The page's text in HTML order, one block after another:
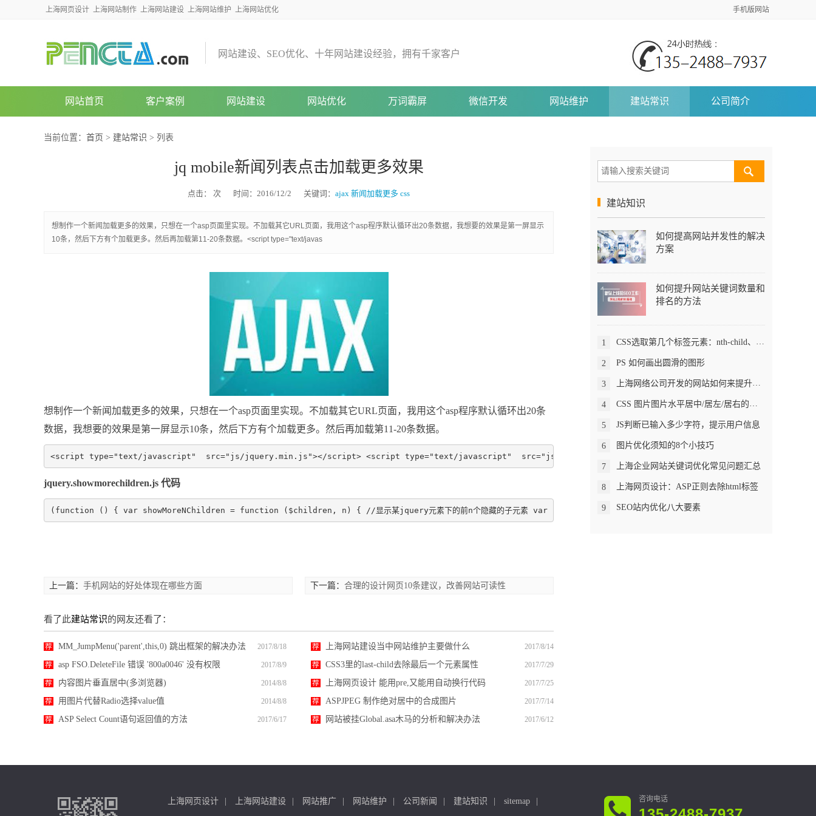
上海网页设计 上海网站制作 上海网站建设 上海网站维护 上海网站优化 手机版网站
网 站建设、 SEO优化、 十年网 站建设经验， 拥有千家客户
网站首页 客户案例 网站建设 网站优化 万词霸屏 微信开发 网站维护 建站常识 公司简介
当前位置： 首页 > 建站常识 > 列表
jq mobile新闻列表点击加载更多效果
点击： 次 时间：2016/12/2 关键词： ajax 新闻加载更多 css
想制作一个新闻加载更多的效果，只想在一个asp页面里实现。不加载其它URL页面，我用这个asp程序默认循环出20条数据，我想要的效果是第一屏显示
10条，然后下方有个加载更多。然后再加载第11-20条数据。<script type="text/javas
想制作一个新闻加载更多的效果，只想在一个asp页面里实现。不加载其它URL页面，我用这个asp程序默认循环出20条
数据，我想要的效果是第一屏显示10条，然后下方有个加载更多。然后再加载第11-20条数据。
<script type="text/javascript"  src="js/jquery.min.js"></script> <script type="text/javascript"  src="js/jquery.showmorechildren.js"></script> <ul
jquery.showmorechildren.js 代码
(function () { var showMoreNChildren = function ($children, n) { //显示某jquery元素下的前n个隐藏的子元素 var $hiddenChildren = $children.filter(":hidden");
上一篇： 手机网站的好处体现在哪些方面 下一篇： 合理的设计网页10条建议，改善网站可读性
看了此建站常识的网友还看了：
荐 2017/8/18
MM_JumpMenu('parent',this,0) 跳出框架的解决办法 荐 2017/8/14
上海网站建设当中网站维护主要做什么
荐 2017/8/9
asp FSO.DeleteFile 错误 '800a0046' 没有权限 荐 2017/7/29
CSS3里的last-child去除最后一个元素属性
荐 2014/8/8
内容图片垂直居中(多浏览器) 荐 2017/7/25
上海网页设计 能用pre,又能用自动换行代码
荐 2014/8/8
用图片代替Radio选择value值 荐 2017/7/14
ASPJPEG 制作绝对居中的合成图片
荐 2017/6/17
ASP Select Count语句返回值的方法 荐 2017/6/12
网站被挂Global.asa木马的分析和解决办法
建站知识
如何提高网站并发性的解决
方案
如何提升网站关键词数量和
排名的方法
1 CSS选取第几个标签元素：nth-child、first-child、last-child
2 PS 如何画出圆滑的图形
3 上海网络公司开发的网站如何来提升网站流量
4 CSS 图片图片水平居中/居左/居右的方法
5 JS判断已输入多少字符，提示用户信息
6 图片优化须知的8个小技巧
7 上海企业网站关键词优化常见问题汇总
8 上海网页设计：ASP正则去除html标签
9 SEO站内优化八大要素
上海网页设计 上海网站建设 网站推广 网站维护 公司新闻 建站知识 sitemap